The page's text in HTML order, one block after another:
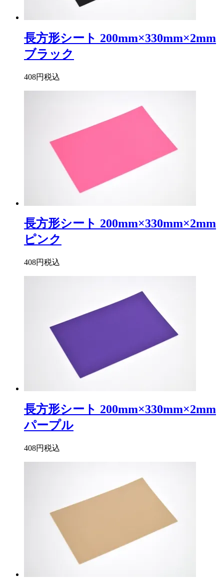
長方形シート 200mm×330mm×2mm
ブラック
408円税込
長方形シート 200mm×330mm×2mm
ピンク
408円税込
長方形シート 200mm×330mm×2mm
パープル
408円税込